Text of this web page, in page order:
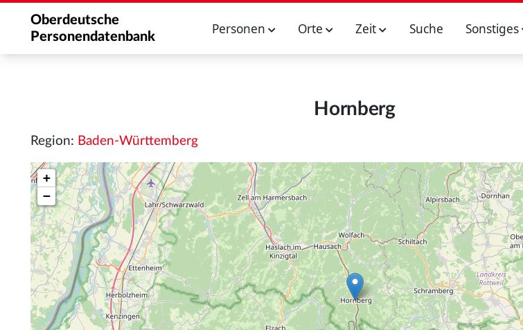
Oberdeutsche
Personendatenbank
Personen Orte Zeit Suche Sonstiges
Hornberg
Region: Baden-Württemberg
+
−